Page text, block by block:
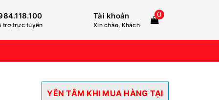
trợ trực tuyến
Tài khoản
Xin chào, Khách
0
YÊN TÂM KHI MUA HÀNG TẠI